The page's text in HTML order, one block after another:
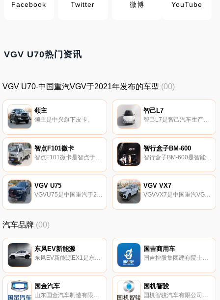
Facebook Twitter 微博 YouTube
VGV U70热门资讯
VGV U70-中国重汽VGV于2021年发布的车型 (00)
领主
领主是中兴旗下皮卡。
智己L7
智己L7是智己汽车生产研发的一款汽车。
智点F101微卡
智点F101微卡是智点于2022年发布的车型。
智行盒子BM-600
VGV U75
VGVU75是中国重汽于2021年12月发布的汽车。
VGV VX7
VGVVX7是中国重汽VGV于2022年发布的车型。
汽车品牌 (00)
东风EV新能源
东风EV新能源EX1是东风汽车于2022年发布的汽车。
国吉商用车
国金汽车
山东国金汽车制造有限公司，于2016年01月13日在淄博市工商行政管理局高新区分局登记成立。
国机智骏
国机智骏汽车有限公司（以下简称‘国机智骏’）成立于2017年 注册资本8亿元。